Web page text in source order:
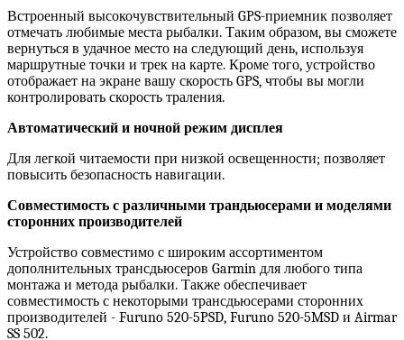
Встроенный высокочувствительный GPS-приемник позволяет
отмечать любимые места рыбалки. Таким образом, вы сможете
вернуться в удачное место на следующий день, используя
маршрутные точки и трек на карте. Кроме того, устройство
отображает на экране вашу скорость GPS, чтобы вы могли
контролировать скорость траления.
Автоматический и ночной режим дисплея
Для легкой читаемости при низкой освещенности; позволяет
повысить безопасность навигации.
Совместимость с различными трандьюсерами и моделями
сторонних производителей
Устройство совместимо с широким ассортиментом
дополнительных трансдьюсеров Garmin для любого типа
монтажа и метода рыбалки. Также обеспечивает
совместимость с некоторыми трансдьюсерами сторонних
производителей - Furuno 520-5PSD, Furuno 520-5MSD и Airmar
SS 502.